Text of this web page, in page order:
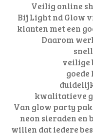
Veilig online
Bij Light nd Glow
klanten met een
Daarom
veilige
kwalitatieve
Van glow party
neon sieraden
willen dat iedere